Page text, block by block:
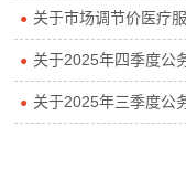
● 关于市场调节价医疗
● 关于2025年四季度公
● 关于2025年三季度公